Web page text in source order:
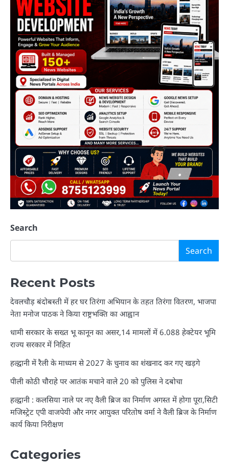
Search
Search
Recent Posts
देवलचौड़ बंदोबस्ती में हर घर तिरंगा अभियान के तहत तिरंगा वितरण, भाजपा
नेता मनोज पाठक ने किया राष्ट्रभक्ति का आह्वान
धामी सरकार के सख्त भू कानून का असर,14 मामलों में 6.088 हेक्टेयर भूमि
राज्य सरकार में निहित
हल्द्वानी में रैली के माध्यम से 2027 के चुनाव का शंखनाद कर गए खड़गे
पीली कोठी चौराहे पर आतंक मचाने वाले 20 को पुलिस ने दबोचा
हल्द्वानी : कलसिया नाले पर नए वैली ब्रिज का निर्माण अगस्त में होगा पूरा,सिटी
मजिस्ट्रेट एपी वाजपेयी और नगर आयुक्त परितोष वर्मा ने वैली ब्रिज के निर्माण
कार्य किया निरीक्षण
Categories